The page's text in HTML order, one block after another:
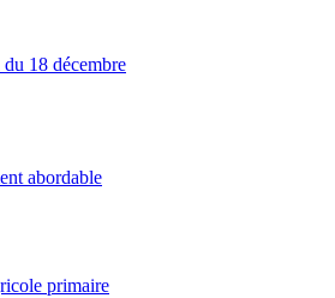
18 décembre
abordable
primaire